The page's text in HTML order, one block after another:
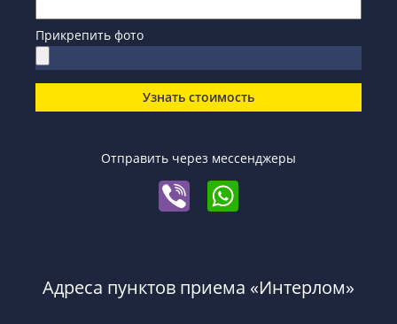
Прикрепить фото
Узнать стоимость
Отправить через мессенджеры
Адреса пунктов приема «Интерлом»